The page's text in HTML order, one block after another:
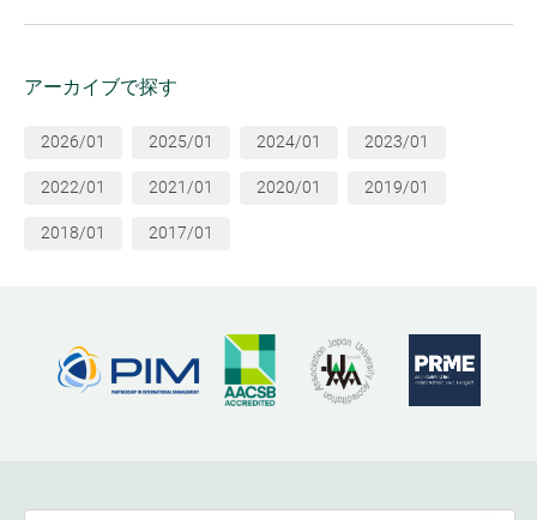
アーカイブで探す
2026/01 2025/01 2024/01 2023/01
2022/01 2021/01 2020/01 2019/01
2018/01 2017/01